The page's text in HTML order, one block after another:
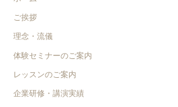
ご挨拶
理念・流儀
体験セミナーのご案内
レッスンのご案内
企業研修・講演実績